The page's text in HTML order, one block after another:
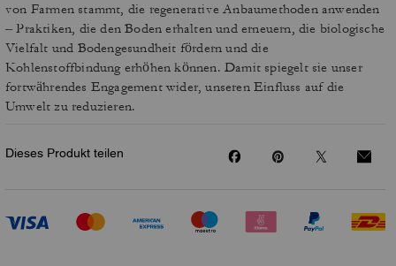
von Farmen stammt, die regenerative Anbaumethoden anwenden
– Praktiken, die den Boden erhalten und erneuern, die biologische
Vielfalt und Bodengesundheit fördern und die
Kohlenstoffbindung erhöhen können. Damit spiegelt sie unser
fortwährendes Engagement wider, unseren Einfluss auf die
Umwelt zu reduzieren.
Dieses Produkt teilen